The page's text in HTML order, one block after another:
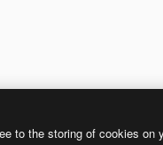
to the storing of cookies on